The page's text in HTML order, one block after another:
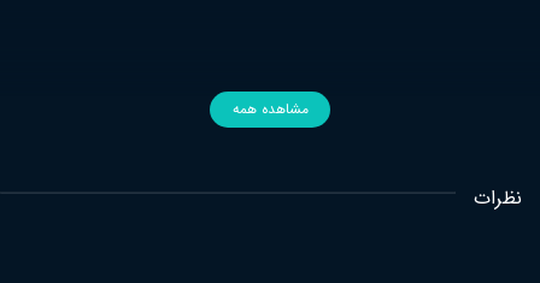
مشاهده همه
نظرات